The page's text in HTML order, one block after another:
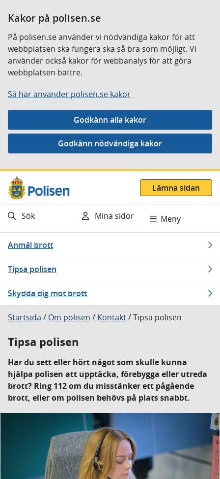
Kakor på polisen.se
På polisen.se använder vi nödvändiga kakor för att
webbplatsen ska fungera ska så bra som möjligt. Vi
använder också kakor för webbanalys för att göra
webbplatsen bättre.
Så här använder polisen.se kakor
Gå direkt till innehåll
Lämna sidan
Sök Mina sidor Meny
Anmäl brott
Tipsa polisen
Skydda dig mot brott
Startsida / Om polisen / Kontakt/Tipsa polisen
Tipsa polisen
Har du sett eller hört något som skulle kunna
hjälpa polisen att upptäcka, förebygga eller utreda
brott? Ring 112 om du misstänker ett pågående
brott, eller om polisen behövs på plats snabbt.